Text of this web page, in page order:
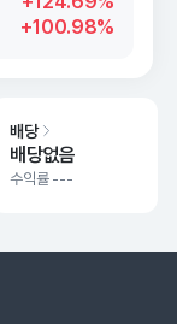
+100.98%
배당
배당없음
수익률 ---